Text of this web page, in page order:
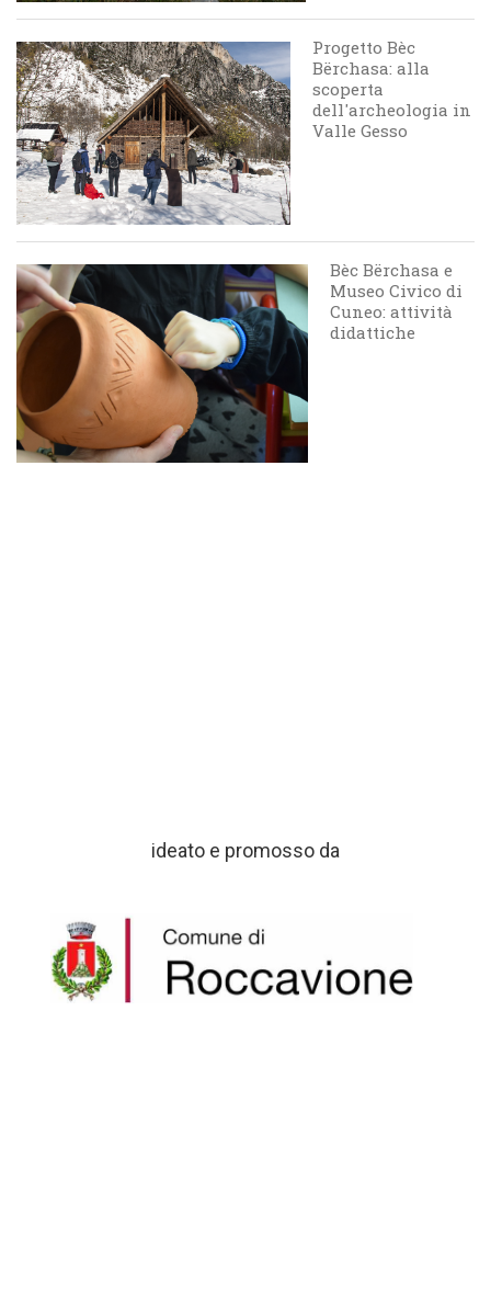
Progetto Bèc
Bërchasa: alla
scoperta
dell'archeologia in
Valle Gesso
Bèc Bërchasa e
Museo Civico di
Cuneo: attività
didattiche
ideato e promosso da